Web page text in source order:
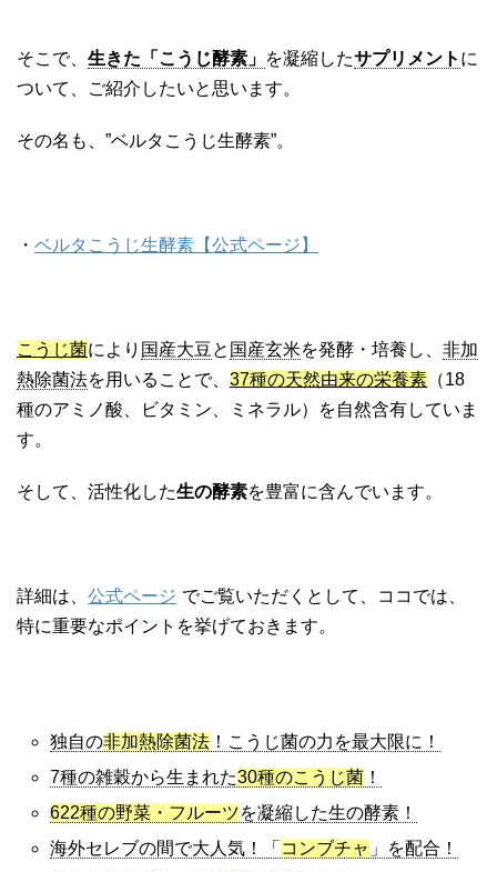
そこで、 生きた「こうじ酵素」 を凝縮したサプリメント に
ついて、ご紹介したいと思います。
その名も、”ベルタこうじ生酵素”。
・ ベルタこうじ生酵素【公式ページ】
こうじ菌により 国産大豆と 国産玄米を発酵・培養し、 非加
熱除菌法を用いることで、 37種の天然由来の栄養素 （18
種のアミノ酸、ビタミン、ミネラル）を自然含有していま
す。
そして、活性化した生の酵素を豊富に含んでいます。
詳細は、 公式ページ でご覧いただくとして、ココでは、
特に重要なポイントを挙げておきます。
独自の非加熱除菌法 ！こうじ菌の力を最大限に！
7種の雑穀から生まれた30種のこうじ菌 ！
622種の野菜・フルーツを凝縮した生の酵素！
海外セレブの間で大人気！「 コンブチャ 」を配合！